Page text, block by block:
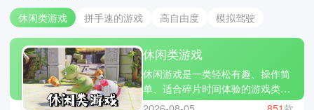
休闲类游戏 拼手速的游戏 高自由度 模拟驾驶
休闲类游戏
休闲游戏是一类轻松有趣、操作简
单、适合碎片时间体验的游戏类
型，让玩家在短时间内获得乐趣和